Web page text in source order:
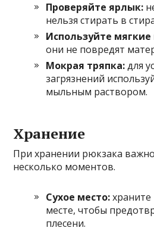
Проверяйте ярлык:
нельзя стирать в
Используйте
они не повредят
Мокрая тряпка:для
загрязнений
мыльным раствором.
Хранение
При хранении рюкзака
несколько моментов.
Сухое место:храните
месте, чтобы
плесени.